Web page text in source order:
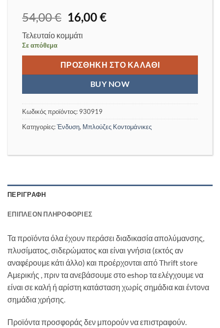
54,00€ Original
price
was:
16,00€Η
16,00 €.
Τελευταίο κομμάτι
Σε απόθεμα
ΠΡΟΣΘΉΚΗ ΣΤΟ ΚΑΛΆΘΙ
BUY NOW
Κωδικός προϊόντος: 930919
Κατηγορίες:Ένδυση, Μπλούζες Κοντομάνικες
ΠΕΡΙΓΡΑΦΉ
ΕΠΙΠΛΈΟΝ ΠΛΗΡΟΦΟΡΊΕΣ
Τα προϊόντα όλα έχουν περάσει διαδικασία απολύμανσης,
πλυσίματος, σιδερώματος και είναι γνήσια (εκτός αν
αναφέρουμε κάτι άλλο) και προέρχονται από Thrift store
Αμερικής , πριν τα ανεβάσουμε στο eshop τα ελέγχουμε να
είναι σε καλή ή αρίστη κατάσταση χωρίς σημάδια και έντονα
σημάδια χρήσης.
Προϊόντα προσφοράς δεν μπορούν να επιστραφούν.